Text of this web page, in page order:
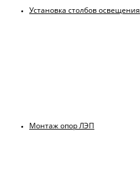
Установка столбов освещения
Монтаж опор ЛЭП